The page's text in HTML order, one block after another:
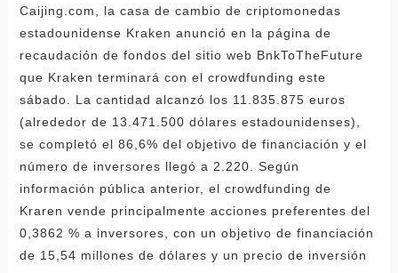
Caijing.com, la casa de cambio de criptomonedas
estadounidense Kraken anunció en la página de
recaudación de fondos del sitio web BnkToTheFuture
que Kraken terminará con el crowdfunding este
sábado. La cantidad alcanzó los 11.835.875 euros
(alrededor de 13.471.500 dólares estadounidenses),
se completó el 86,6% del objetivo de financiación y el
número de inversores llegó a 2.220. Según
información pública anterior, el crowdfunding de
Kraren vende principalmente acciones preferentes del
0,3862 % a inversores, con un objetivo de financiación
de 15,54 millones de dólares y un precio de inversión